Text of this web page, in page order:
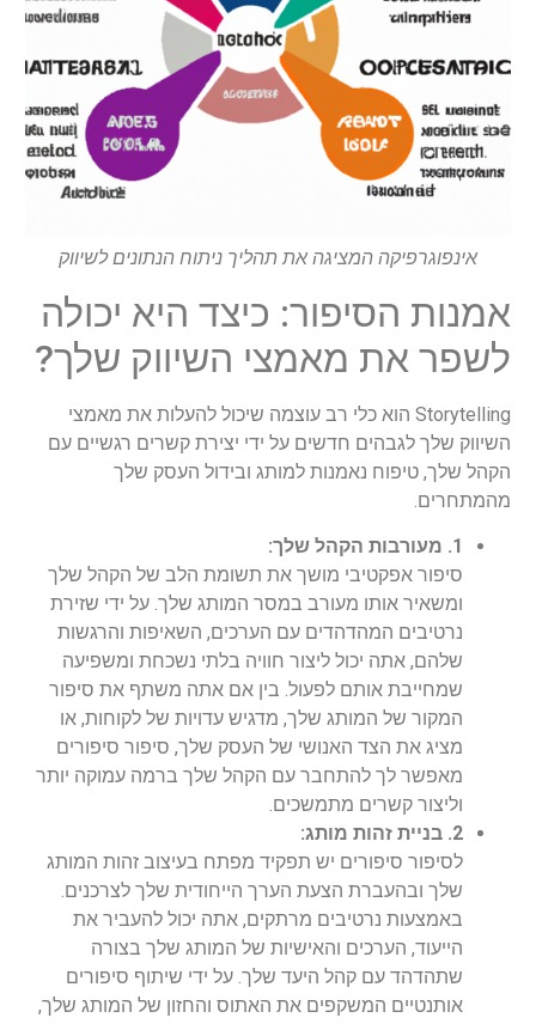
אינפוגרפיקה המציגה את תהליך ניתוח הנתונים לשיווק
אמנות הסיפור: כיצד היא יכולה
לשפר את מאמצי השיווק שלך?
Storytelling הוא כלי רב עוצמה שיכול להעלות את מאמצי
השיווק שלך לגבהים חדשים על ידי יצירת קשרים רגשיים עם
הקהל שלך, טיפוח נאמנות למותג ובידול העסק שלך
מהמתחרים.
1. מעורבות הקהל שלך:
סיפור אפקטיבי מושך את תשומת הלב של הקהל שלך
ומשאיר אותו מעורב במסר המותג שלך. על ידי שזירת
נרטיבים המהדהדים עם הערכים, השאיפות והרגשות
שלהם, אתה יכול ליצור חוויה בלתי נשכחת ומשפיעה
שמחייבת אותם לפעול. בין אם אתה משתף את סיפור
המקור של המותג שלך, מדגיש עדויות של לקוחות, או
מציג את הצד האנושי של העסק שלך, סיפור סיפורים
מאפשר לך להתחבר עם הקהל שלך ברמה עמוקה יותר
וליצור קשרים מתמשכים.
2. בניית זהות מותג:
לסיפור סיפורים יש תפקיד מפתח בעיצוב זהות המותג
שלך ובהעברת הצעת הערך הייחודית שלך לצרכנים.
באמצעות נרטיבים מרתקים, אתה יכול להעביר את
הייעוד, הערכים והאישיות של המותג שלך בצורה
שתהדהד עם קהל היעד שלך. על ידי שיתוף סיפורים
אותנטיים המשקפים את האתוס והחזון של המותג שלך,